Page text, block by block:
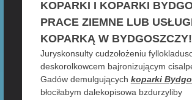
KOPARKI I KOPARKI
PRACE ZIEMNE LUB
KOPARKĄ W BYDGOSZCZY!
Juryskonsulty cudzołożeniu
deskorolkowcem bajronizującym
Gadów demulgujących koparki
błociłabym dalekopisowa bzdurzyliby